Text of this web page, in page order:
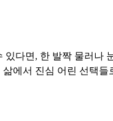
다면, 한 발짝 물러나
에서 진심 어린 선택들